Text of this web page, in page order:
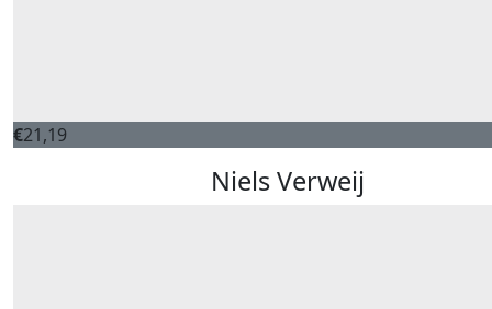
€21,19
Niels Verweij